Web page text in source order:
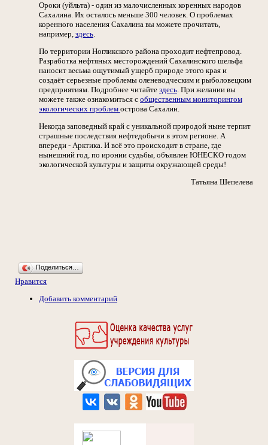
Ороки (уйльта) - один из малочисленных коренных народов
Сахалина. Их осталось меньше 300 человек. О проблемах
коренного населения Сахалина вы можете прочитать,
например, здесь.
По территории Ногликского района проходит нефтепровод.
Разработка нефтяных месторождений Сахалинского шельфа
наносит весьма ощутимый ущерб природе этого края и
создаёт серьезные проблемы оленеводческим и рыболовецким
предприятиям. Подробнее читайте здесь. При желании вы
можете также ознакомиться с общественным мониторингом
экологических проблем острова Сахалин.
Некогда заповедный край с уникальной природой ныне терпит
страшные последствия нефтедобычи в этом регионе. А
впереди - Арктика. И всё это происходит в стране, где
нынешний год, по иронии судьбы, объявлен ЮНЕСКО годом
экологической культуры и защиты окружающей среды!
Татьяна Шепелева
Поделиться…
Нравится
Добавить комментарий